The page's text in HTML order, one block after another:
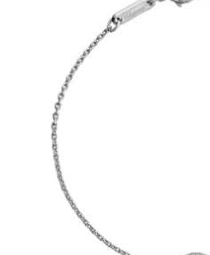
ROLEX
ROLEX CERTIFIED PRE-OWNED